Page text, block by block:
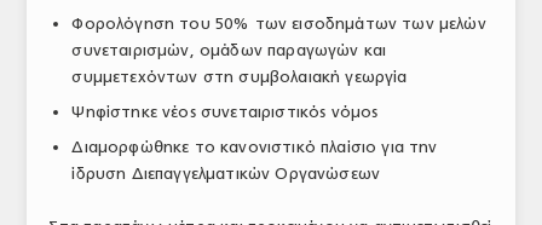
Φορολόγηση του 50% των εισοδημάτων των μελών
συνεταιρισμών, ομάδων παραγωγών και
συμμετεχόντων στη συμβολαιακή γεωργία
Ψηφίστηκε νέος συνεταιριστικός νόμος
Διαμορφώθηκε το κανονιστικό πλαίσιο για την
ίδρυση Διεπαγγελματικών Οργανώσεων